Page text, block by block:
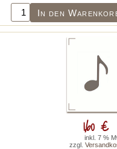
In den
1,60 €
inkl. 7 %
zzgl.